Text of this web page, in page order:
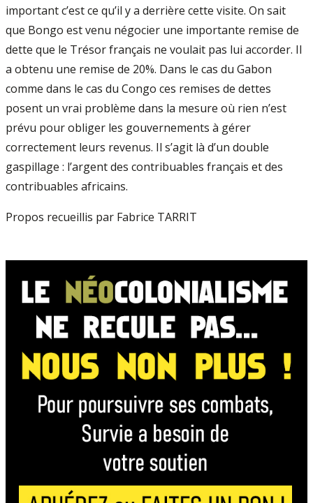
important c’est ce qu’il y a derrière cette visite. On sait
que Bongo est venu négocier une importante remise de
dette que le Trésor français ne voulait pas lui accorder. Il
a obtenu une remise de 20%. Dans le cas du Gabon
comme dans le cas du Congo ces remises de dettes
posent un vrai problème dans la mesure où rien n’est
prévu pour obliger les gouvernements à gérer
correctement leurs revenus. Il s’agit là d’un double
gaspillage : l’argent des contribuables français et des
contribuables africains.
Propos recueillis par Fabrice TARRIT